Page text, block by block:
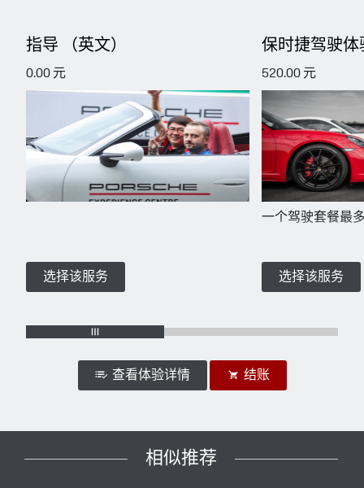
指导 （英文）
0.00 元
选择该服务
保时捷驾驶
520.00 元
一个驾驶套餐最
选择该服务
查看体验详情 结账
已选体验详情
相似推荐